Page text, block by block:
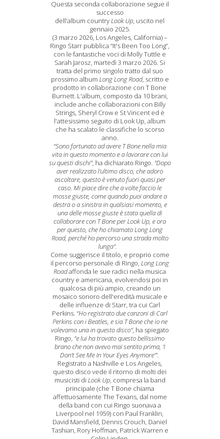
Questa seconda collaborazione segue il
successo
dell'album countryLook Up, uscito nel
gennaio 2025.
(3 marzo 2026, Los Angeles, California) –
Ringo Starr pubblica “It's Been Too Long”,
con le fantastiche voci di Molly Tuttle e
Sarah Jarosz, martedì 3 marzo 2026. Si
tratta del primo singolo tratto dal suo
prossimo album Long Long Road, scritto e
prodotto in collaborazione con T Bone
Burnett. L'album, composto da 10 brani,
include anche collaborazioni con Billy
Strings, Sheryl Crow e St Vincent ed è
l'attesissimo seguito di Look Up, album
che ha scalato le classifiche lo scorso
anno.
“Sono fortunato ad avere T Bone nella mia
vita in questo momento e a lavorare con lui
su questi dischi”, ha dichiarato Ringo. "Dopo
aver realizzato l'ultimo disco, che adoro
ascoltare, questo è venuto fuori quasi per
caso. Mi piace dire che a volte faccio le
mosse giuste, come quando puoi andare a
destra o a sinistra in qualsiasi momento, e
una delle mosse giuste è stata quella di
collaborare con T Bone per Look Up, e ora
per questo, che ho chiamato Long Long
Road, perché ho percorso una strada molto
lunga".
Come suggerisce il titolo, e proprio come
il percorso personale di Ringo,Long Long
Roadaffonda le sue radici nella musica
country e americana, evolvendosi poi in
qualcosa di più ampio, creando un
mosaico sonoro dell'eredità musicale e
delle influenze di Starr, tra cui Carl
Perkins. “Ho registrato due canzoni di Carl
Perkins con i Beatles, e sia T Bone che io ne
volevamo una in questo disco”, ha spiegato
Ringo, “e lui ha trovato questo bellissimo
brano che non avevo mai sentito prima, ‘I
Don't See Me In Your Eyes Anymore’”.
Registrato a Nashville e Los Angeles,
questo disco vede il ritorno di molti dei
musicisti di Look Up, compresa la band
principale (che T Bone chiama
affettuosamente The Texans, dal nome
della band con cui Ringo suonava a
Liverpool nel 1959) con Paul Franklin,
David Mansfield, Dennis Crouch, Daniel
Tashian, Rory Hoffman, Patrick Warren e